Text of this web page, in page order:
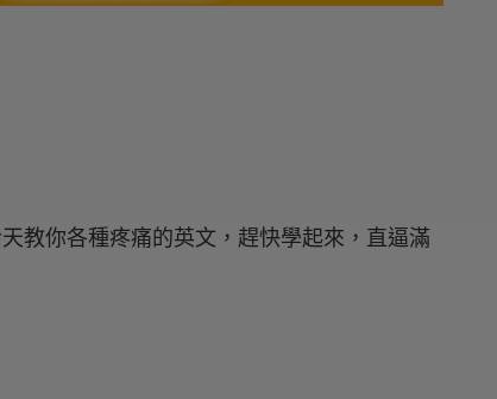
教你各種疼痛的英文，趕快學起來，直逼滿